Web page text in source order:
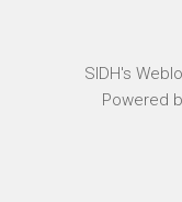
SIDH′s
Powered